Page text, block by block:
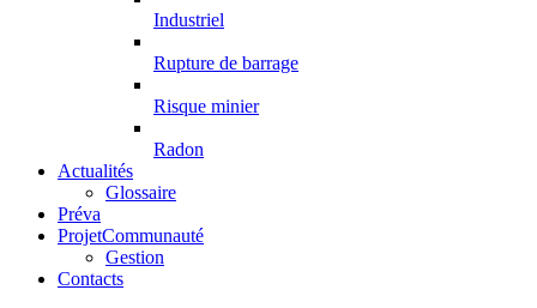
Industriel
Rupture de barrage
Risque minier
Radon
Actualités
Glossaire
Préva
ProjetCommunauté
Gestion
Contacts